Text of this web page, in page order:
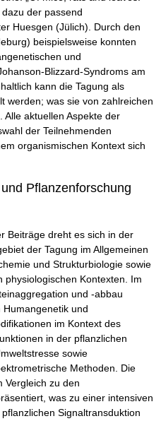
der passend
Huesgen (Jülich). Durch den
beispielsweise konnten
und
Blizzard-Syndroms am
kann die Tagung als
werden; was sie von zahlreichen
Alle aktuellen Aspekte der
der Teilnehmenden
organismischen Kontext sich
Pflanzenforschung
Beiträge dreht es sich in der
der Tagung im Allgemeinen
und Strukturbiologie sowie
Kontexten. Im
und -abbau
und
im Kontext des
in der pflanzlichen
sowie
Methoden. Die
Vergleich zu den
was zu einer intensiven
pflanzlichen Signaltransduktion